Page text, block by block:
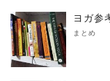
ヨガ参
まとめ